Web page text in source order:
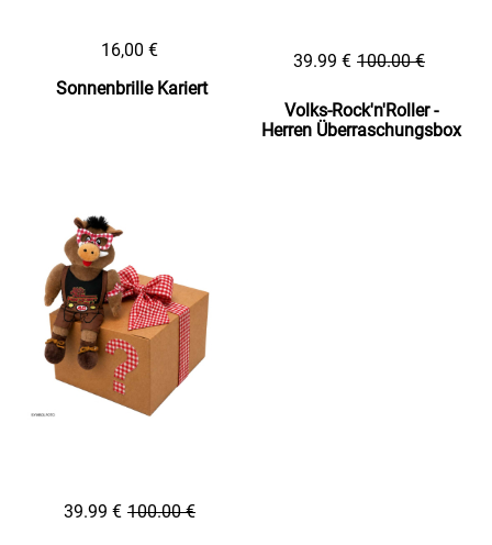
Sonnenbrille Kariert
16,00 €
Volks-Rock'n'Roller -
Herren Überraschungsbox
39.99 € 100.00 €
39.99 € 100.00 €